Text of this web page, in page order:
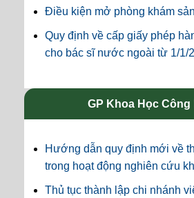
Điều kiện mở phòng khám
Quy định về cấp giấy phép
cho bác sĩ nước ngoài từ 1/1/
GP Khoa Học Công
Hướng dẫn quy định mới về
trong hoạt động nghiên cứu
Thủ tục thành lập chi nhánh